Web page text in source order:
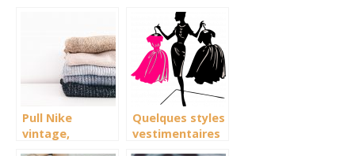
son pull
cachemire ?
looks pour elle
Pull Nike
vintage,
Quelques styles
vestimentaires